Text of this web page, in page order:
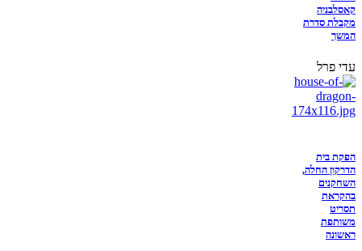
קאסלבניה
מקבלת סדרת
המשך
עדי פרל
הפקת בית
הדרקון החלה,
השחקנים
בהקראת
תסריט
משותפת
ראשונה